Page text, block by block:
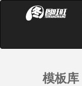
模板库